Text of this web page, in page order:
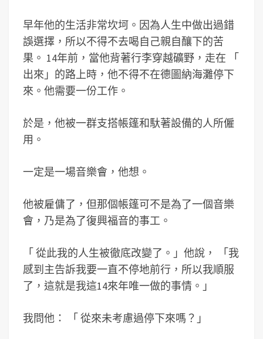
早年他的生活非常坎坷。因為人生中做出過錯
誤選擇，所以不得不去喝自己親自釀下的苦
果。 14年前，當他背著行李穿越礦野，走在 「
出來」的路上時， 他不得不在德圖納海灘停下
來。他需要一份工作。
於是，他被一群支搭帳篷和馱著設備的人所僱
用。
一定是一場音樂會，他想。
他被雇傭了，但那個帳篷可不是為了一個音樂
會，乃是為了復興福音的事工。
「 從此我的人生被徹底改變了。」他說， 「我
感到主告訴我要一直不停地前行，所以我順服
了，這就是我這14來年唯一做的事情。 」
我問他： 「 從來未考慮過停下來嗎？ 」